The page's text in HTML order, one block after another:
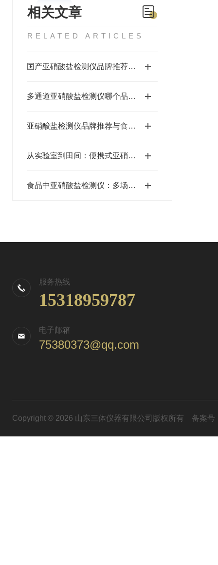
相关文章
RELATED ARTICLES
国产亚硝酸盐检测仪品牌推荐：三体宏科适配全食品检测场景
多通道亚硝酸盐检测仪哪个品牌靠谱？三体宏科批量检测效率高
亚硝酸盐检测仪品牌推荐与食品检测设备选购攻略：三体宏科深度解析
从实验室到田间：便携式亚硝酸盐检测仪全场景应用指南
食品中亚硝酸盐检测仪：多场景应用保障食品安全
服务热线
15318959787
电子邮箱
75380373@qq.com
Copyright © 2026 山东三体仪器有限公司版权所有 备案号